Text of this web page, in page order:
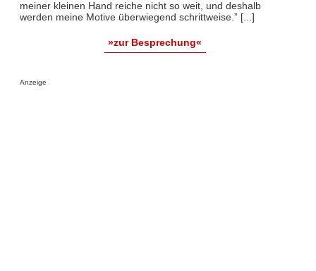
meiner kleinen Hand reiche nicht so weit, und deshalb
werden meine Motive überwiegend schrittweise.” [...]
»zur Besprechung«
Anzeige